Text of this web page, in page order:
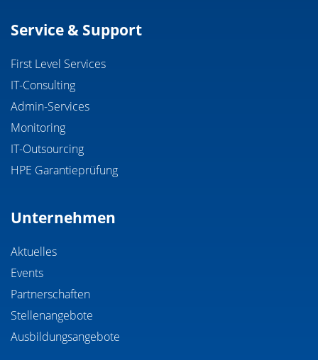
Service & Support
First Level Services
IT-Consulting
Admin-Services
Monitoring
IT-Outsourcing
HPE Garantieprüfung
Unternehmen
Aktuelles
Events
Partnerschaften
Stellenangebote
Ausbildungsangebote